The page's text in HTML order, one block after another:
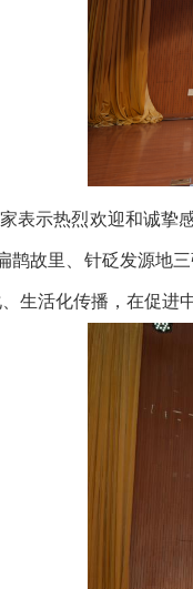
表示热烈欢迎和诚挚
鹊故里、针砭发源地
生活化传播，在促进